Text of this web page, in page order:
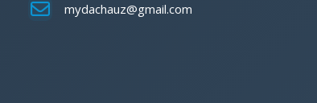
mydachauz@gmail.com